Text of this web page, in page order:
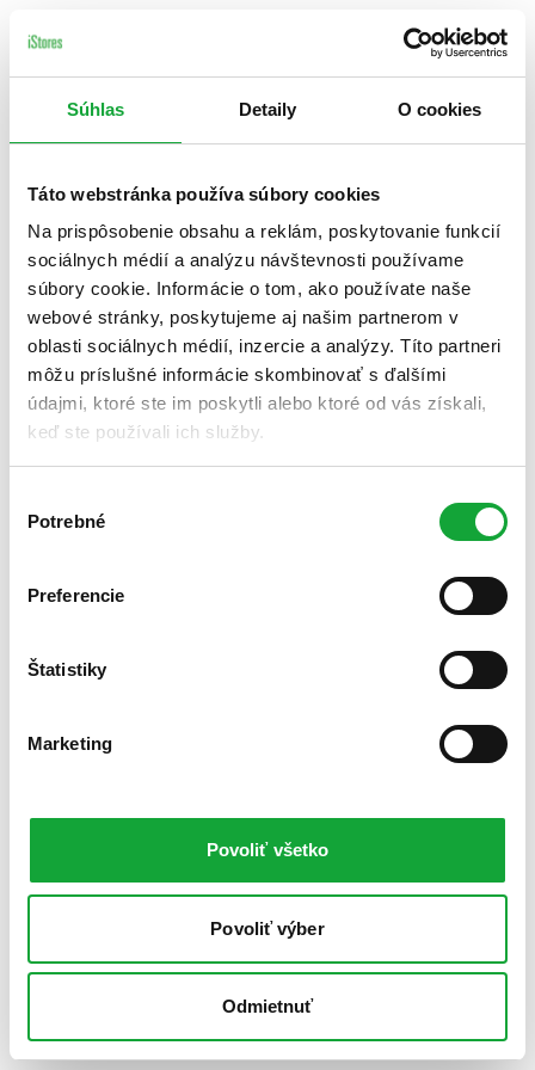
Súhlas Detaily O cookies
Táto webstránka používa súbory cookies
Na prispôsobenie obsahu a reklám, poskytovanie funkcií
sociálnych médií a analýzu návštevnosti používame
súbory cookie. Informácie o tom, ako používate naše
webové stránky, poskytujeme aj našim partnerom v
oblasti sociálnych médií, inzercie a analýzy. Títo partneri
môžu príslušné informácie skombinovať s ďalšími
údajmi, ktoré ste im poskytli alebo ktoré od vás získali,
keď ste používali ich služby.
súhlasu
Potrebné
Preferencie
Štatistiky
Marketing
Povoliť všetko
Povoliť výber
Odmietnuť